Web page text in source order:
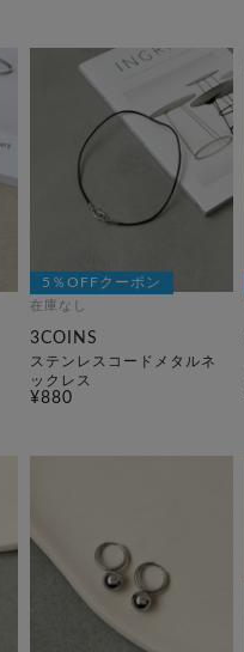
5％OFFクーポン
在庫なし
3COINS
ステンレスコードメタルネ
ックレス
¥880